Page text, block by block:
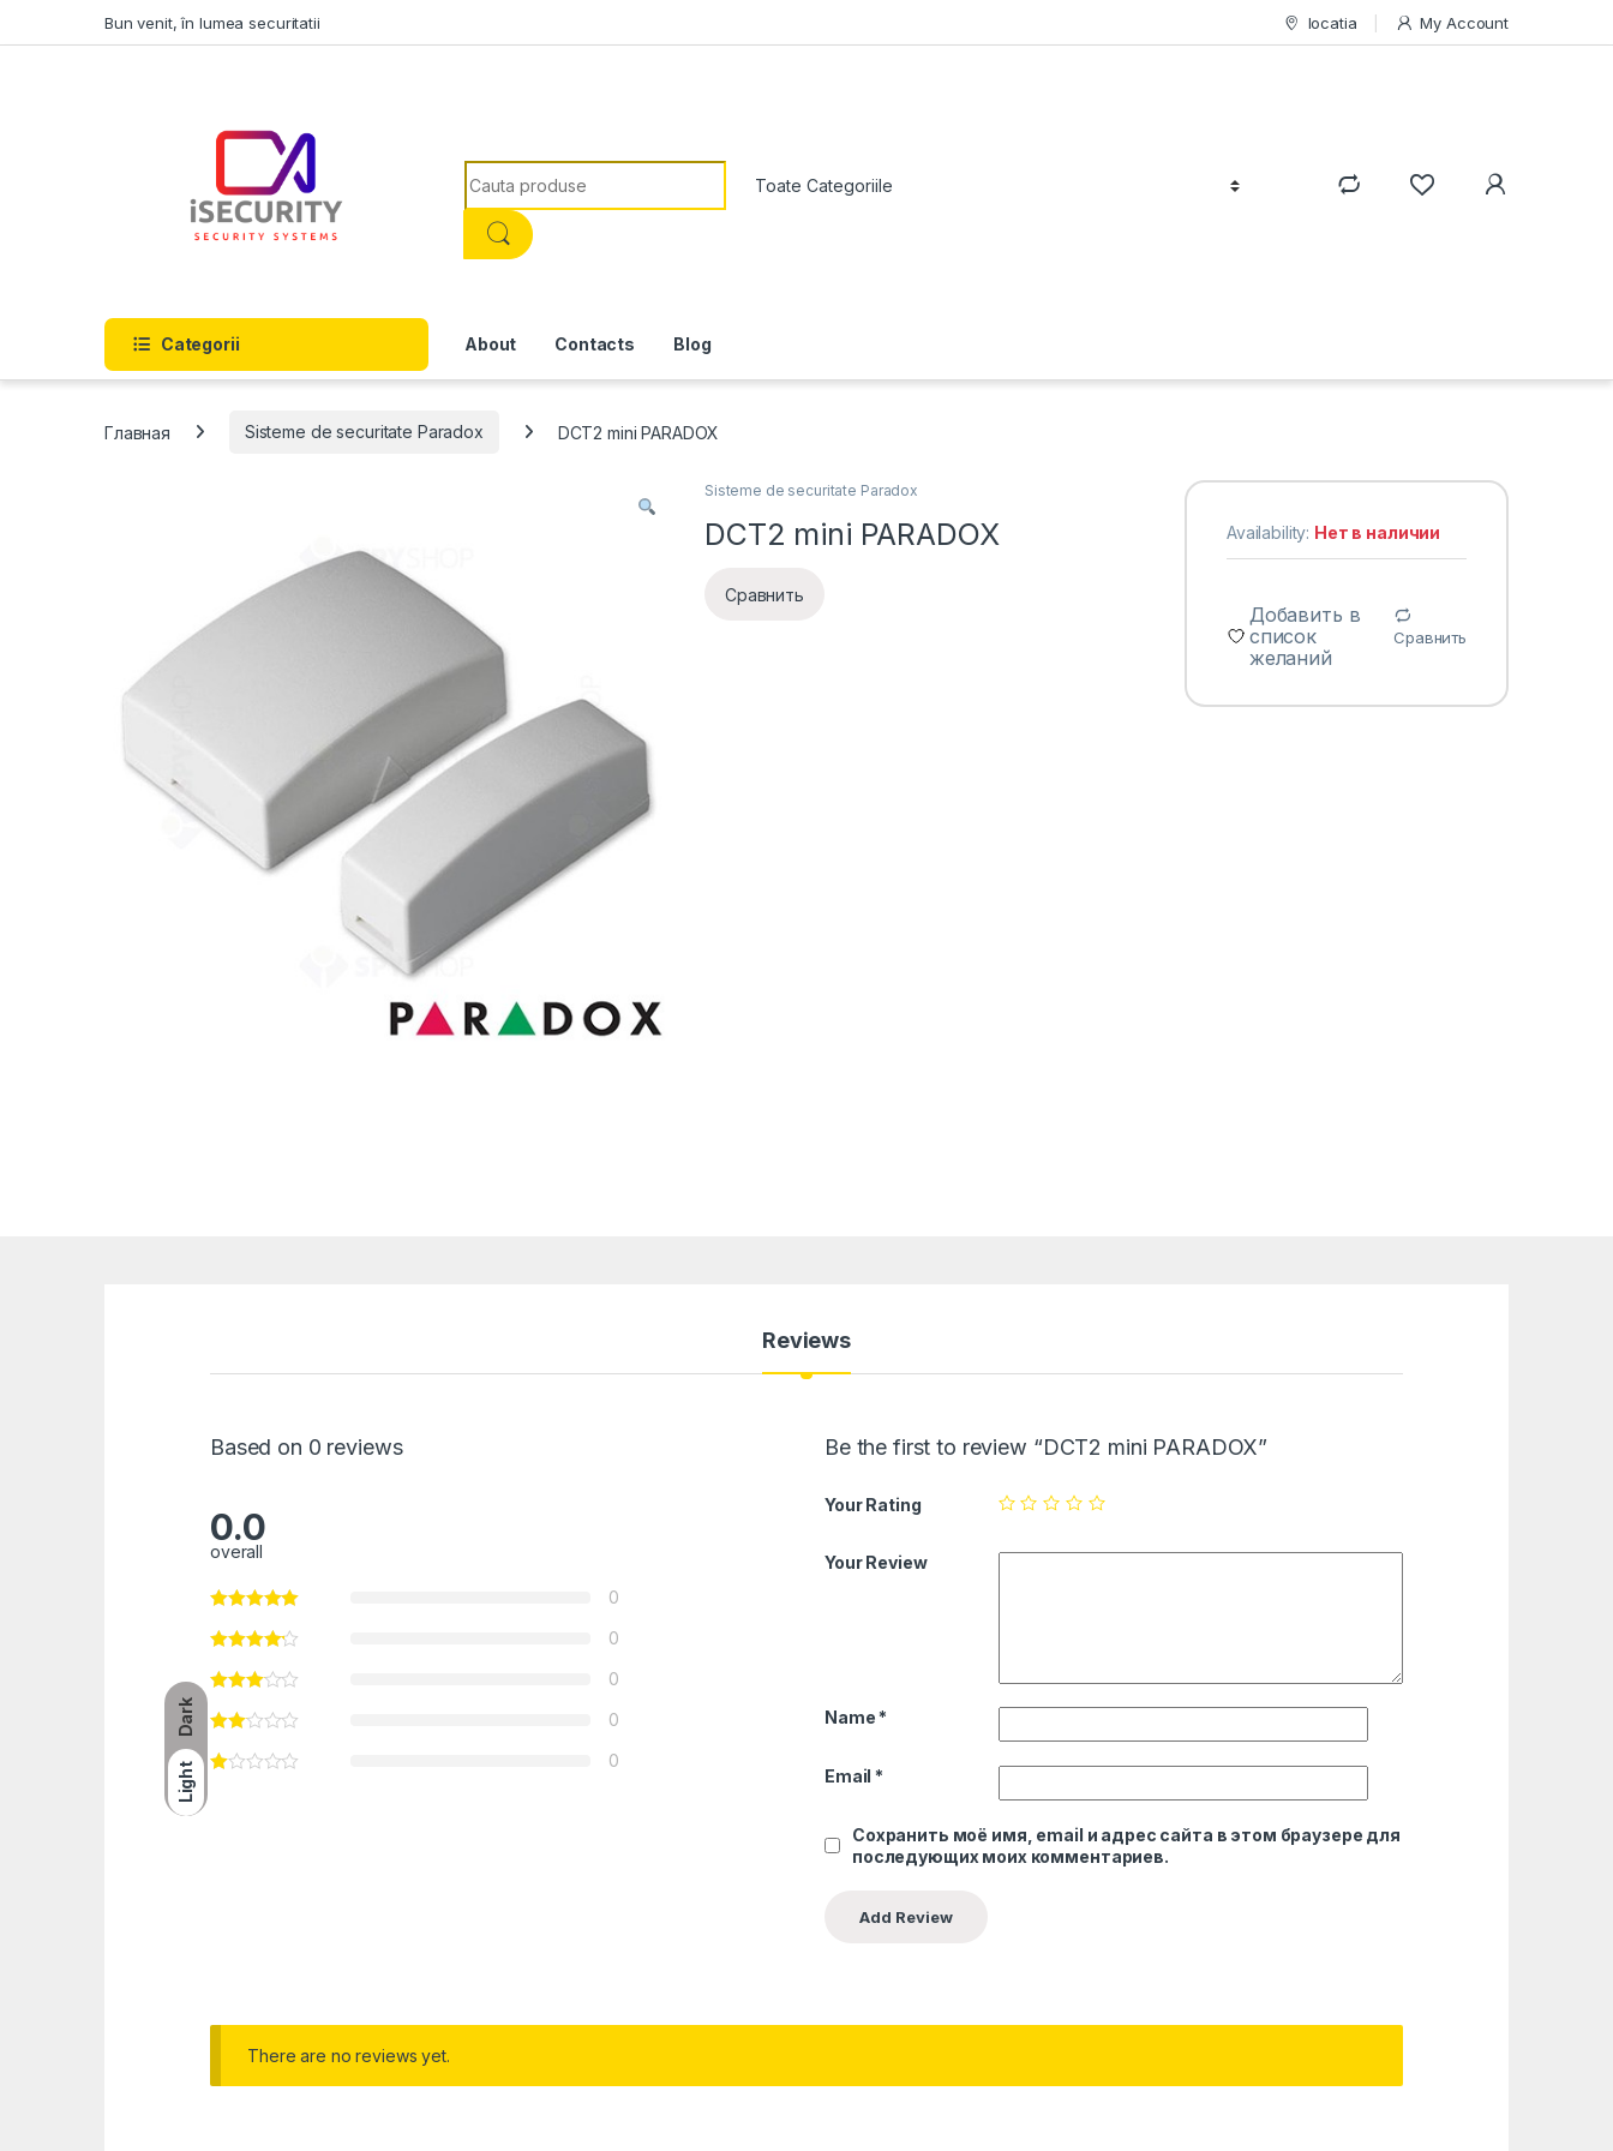
Dark
Light
Bun venit, în lumea securitatii locatia My Account
Search for:
Categorii About Contacts Blog
Главная Sisteme de securitate Paradox DCT2 mini PARADOX
Sisteme de securitate Paradox
DCT2 mini PARADOX
Сравнить
Availability: Нет в наличии
Добавить в
список
желаний
Сравнить
Reviews
Based on 0 reviews
0.0
overall
0
0
0
0
0
Be the first to review “DCT2 mini PARADOX”
Your Rating
Your Review
Name *
Email *
Сохранить моё имя, email и адрес сайта в этом браузере для
последующих моих комментариев.
There are no reviews yet.